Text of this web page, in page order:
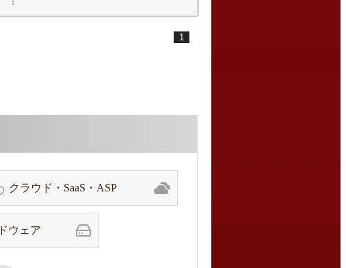
1
クラウド・SaaS・ASP
ウェア